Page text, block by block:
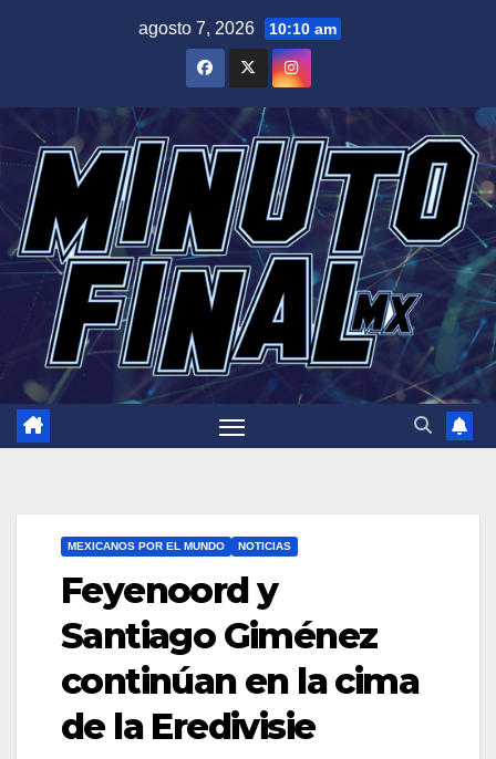
agosto 7, 2026 10:10 am
MEXICANOS POR EL MUNDO NOTICIAS
Feyenoord y
Santiago Giménez
continúan en la cima
de la Eredivisie